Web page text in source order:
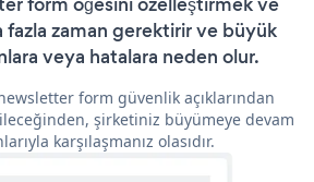
zaman gerektirir ve büyük
veya hatalara neden olur.
form güvenlik açıklarından
şirketiniz büyümeye devam
karşılaşmanız olasıdır.